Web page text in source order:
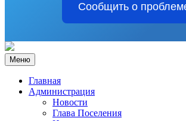
Сообщить о
Меню
Главная
Администрация
Новости
Глава Поселения